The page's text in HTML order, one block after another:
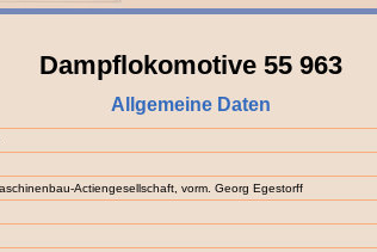
Dampflokomotive 55 963
Allgemeine Daten
Actiengesellschaft, vorm. Georg Egestorff